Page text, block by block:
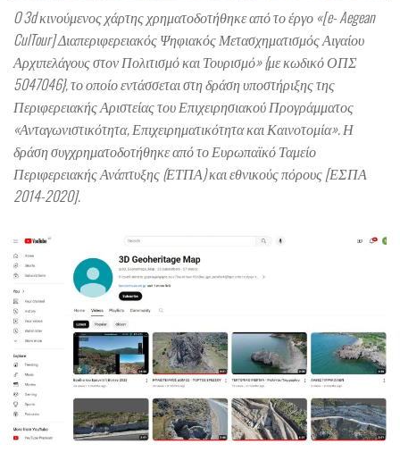
O 3d κινούμενος χάρτης χρηματοδοτήθηκε από το έργο «[e- Aegean
CulTour] Διαπεριφερειακός Ψηφιακός Μετασχηματισμός Αιγαίου
Αρχιπελάγους στον Πολιτισμό και Τουρισμό» {με κωδικό ΟΠΣ
5047046}, το οποίο εντάσσεται στη δράση υποστήριξης της
Περιφερειακής Αριστείας του Επιχειρησιακού Προγράμματος
«Ανταγωνιστικότητα, Επιχειρηματικότητα και Καινοτομία». Η
δράση συγχρηματοδοτήθηκε από το Ευρωπαϊκό Ταμείο
Περιφερειακής Ανάπτυξης (ΕΤΠΑ) και εθνικούς πόρους [ΕΣΠΑ
2014-2020].